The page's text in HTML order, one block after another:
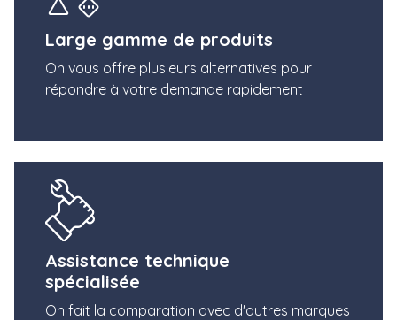
Large gamme de produits
On vous offre plusieurs alternatives pour
répondre à votre demande rapidement
Assistance technique
spécialisée
On fait la comparation avec d'autres marques